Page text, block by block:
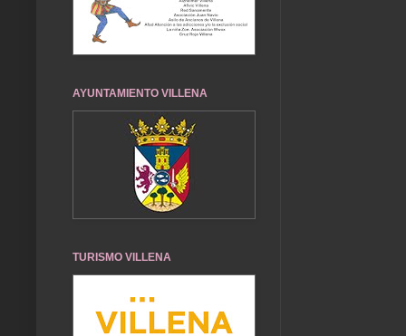
AYUNTAMIENTO VILLENA
TURISMO VILLENA